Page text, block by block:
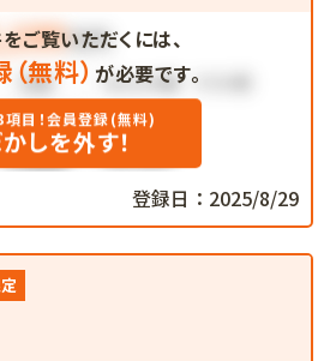
ご覧いただくには、
無料） が必要です。
項目！会員登録(無料)
しを外す！
登録日：2025/8/29